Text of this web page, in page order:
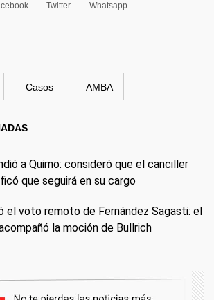
Twitter Whatsapp
Casos AMBA
a Quirno: consideró que el canciller
que seguirá en su cargo
el voto remoto de Fernández Sagasti: el
la moción de Bullrich